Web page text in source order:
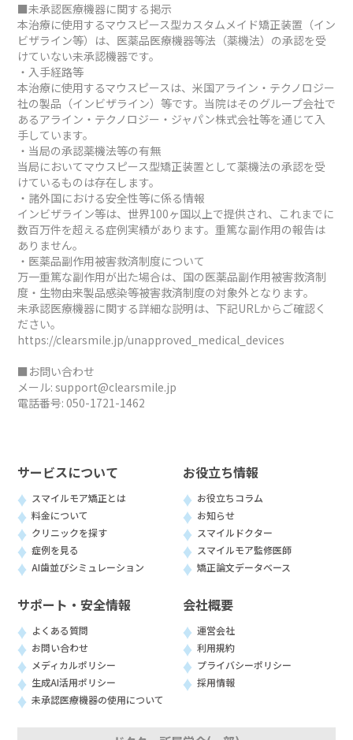
■未承認医療機器に関する掲示
本治療に使用するマウスピース型カスタムメイド矯正装置（イン
ビザライン等）は、医薬品医療機器等法（薬機法）の承認を受
けていない未承認機器です。
・入手経路等
本治療に使用するマウスピースは、米国アライン・テクノロジー
社の製品（インビザライン）等です。当院はそのグループ会社で
あるアライン・テクノロジー・ジャパン株式会社等を通じて入
手しています。
・当局の承認薬機法等の有無
当局においてマウスピース型矯正装置として薬機法の承認を受
けているものは存在します。
・諸外国における安全性等に係る情報
インビザライン等は、世界100ヶ国以上で提供され、これまでに
数百万件を超える症例実績があります。重篤な副作用の報告は
ありません。
・医薬品副作用被害救済制度について
万一重篤な副作用が出た場合は、国の医薬品副作用被害救済制
度・生物由来製品感染等被害救済制度の対象外となります。
未承認医療機器に関する詳細な説明は、下記URLからご確認く
ださい。
https://clearsmile.jp/unapproved_medical_devices
■お問い合わせ
メール: support@clearsmile.jp
電話番号: 050-1721-1462
サービスについて
スマイルモア矯正とは
料金について
クリニックを探す
症例を見る
AI歯並びシミュレーション
お役立ち情報
お役立ちコラム
お知らせ
スマイルドクター
スマイルモア監修医師
矯正論文データベース
サポート・安全情報
よくある質問
お問い合わせ
メディカルポリシー
生成AI活用ポリシー
未承認医療機器の使用について
会社概要
運営会社
利用規約
プライバシーポリシー
採用情報